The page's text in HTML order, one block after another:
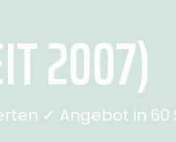
2007)
✓ Angebot in 60